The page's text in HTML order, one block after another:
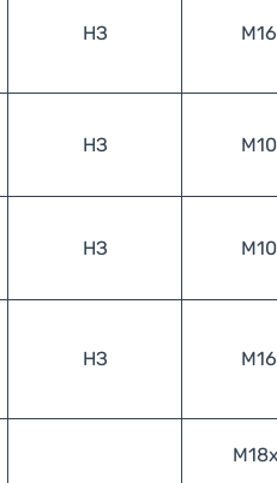
НЗ
НЗ
НЗ
НЗ